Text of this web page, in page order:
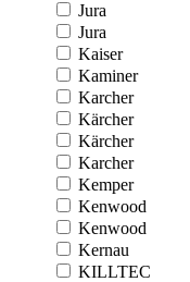
Jura
Jura
Kaiser
Kaminer
Karcher
Kärcher
Kärcher
Karcher
Kemper
Kenwood
Kenwood
Kernau
KILLTEC